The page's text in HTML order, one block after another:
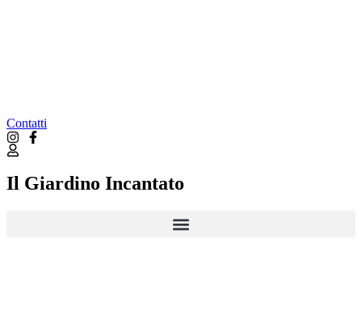
Contatti
Il Giardino Incantato